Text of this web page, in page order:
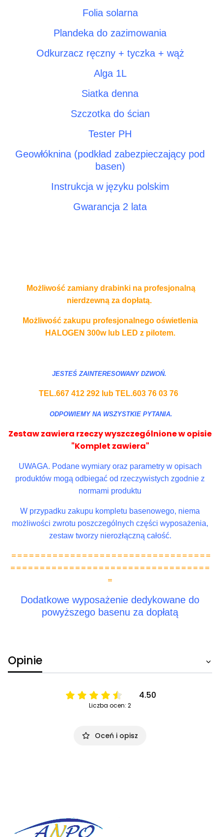
Folia solarna
Plandeka do zazimowania
Odkurzacz ręczny + tyczka + wąż
Alga 1L
Siatka denna
Szczotka do ścian
Tester PH
Geowłóknina (podkład zabezpieczający pod
basen)
Instrukcja w języku polskim
Gwarancja 2 lata
Możliwość zamiany drabinki na profesjonalną
nierdzewną za dopłatą.
Możliwość zakupu profesjonalnego oświetlenia
HALOGEN 300w lub LED z pilotem.
JESTEŚ ZAINTERESOWANY DZWOŃ.
TEL.667 412 292 lub TEL.603 76 03 76
ODPOWIEMY NA WSZYSTKIE PYTANIA.
Zestaw zawiera rzeczy wyszczególnione w opisie
"Komplet zawiera"
UWAGA. Podane wymiary oraz parametry w opisach
produktów mogą odbiegać od rzeczywistych zgodnie z
normami produktu
W przypadku zakupu kompletu basenowego, niema
możliwości zwrotu poszczególnych części wyposażenia,
zestaw tworzy nierozłączną całość.
==================================
==================================
=
Dodatkowe wyposażenie dedykowane do
powyższego basenu za dopłatą
Opinie
4.50
Liczba ocen: 2
Oceń i opisz